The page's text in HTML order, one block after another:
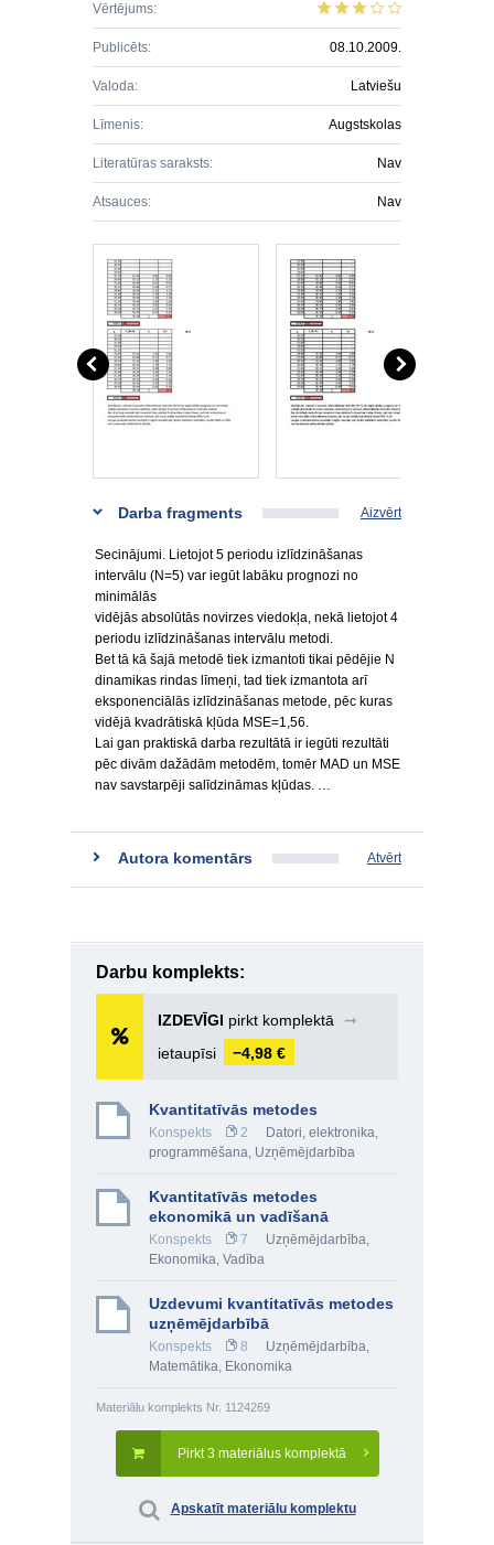
Vērtējums:
Publicēts: 08.10.2009.
Valoda: Latviešu
Līmenis: Augstskolas
Literatūras saraksts: Nav
Atsauces: Nav
Darba fragments Aizvērt
Secinājumi. Lietojot 5 periodu izlīdzināšanas
intervālu (N=5) var iegūt labāku prognozi no
minimālās
vidējās absolūtās novirzes viedokļa, nekā lietojot 4
periodu izlīdzināšanas intervālu metodi.
Bet tā kā šajā metodē tiek izmantoti tikai pēdējie N
dinamikas rindas līmeņi, tad tiek izmantota arī
eksponenciālās izlīdzināšanas metode, pēc kuras
vidējā kvadrātiskā kļūda MSE=1,56.
Lai gan praktiskā darba rezultātā ir iegūti rezultāti
pēc divām dažādām metodēm, tomēr MAD un MSE
nav savstarpēji salīdzināmas kļūdas. …
Autora komentārs Atvērt
Darbu komplekts:
IZDEVĪGI pirkt komplektā
➞
ietaupīsi
−4,98 €
Kvantitatīvās metodes
Konspekts 2
Datori, elektronika,
programmēšana, Uzņēmējdarbība
Kvantitatīvās metodes
ekonomikā un vadīšanā
Konspekts 7 Uzņēmējdarbība,
Ekonomika, Vadība
Uzdevumi kvantitatīvās metodes
uzņēmējdarbībā
Konspekts 8 Uzņēmējdarbība,
Matemātika, Ekonomika
Materiālu komplekts Nr. 1124269
Pirkt 3 materiālus komplektā
Apskatīt materiālu komplektu